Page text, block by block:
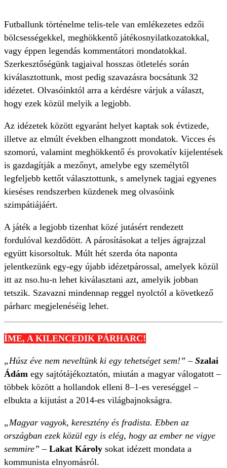
Futballunk történelme telis-tele van emlékezetes edzői
bölcsességekkel, meghökkentő játékosnyilatkozatokkal,
vagy éppen legendás kommentátori mondatokkal.
Szerkesztőségünk tagjaival hosszas ötletelés során
kiválasztottunk, most pedig szavazásra bocsátunk 32
idézetet. Olvasóinktól arra a kérdésre várjuk a választ,
hogy ezek közül melyik a legjobb.
Az idézetek között egyaránt helyet kaptak sok évtizede,
illetve az elmúlt években elhangzott mondatok. Vicces és
szomorú, valamint meghökkentő és provokatív kijelentések
is gazdagítják a mezőnyt, amelybe egy személytől
legfeljebb kettőt választottunk, s amelynek tagjai egyenes
kieséses rendszerben küzdenek meg olvasóink
szimpátiájáért.
A játék a legjobb tizenhat közé jutásért rendezett
fordulóval kezdődött. A párosításokat a teljes ágrajzzal
együtt kisorsoltuk. Múlt hét szerda óta naponta
jelentkezünk egy-egy újabb idézetpárossal, amelyek közül
itt az nso.hu-n lehet kiválasztani azt, amelyik jobban
tetszik. Szavazni mindennap reggel nyolctól a következő
párharc megjelenéséig lehet.
ÍME, A KILENCEDIK PÁRHARC!
„Húsz éve nem neveltünk ki egy tehetséget sem!” – Szalai
Ádám egy sajtótájékoztatón, miután a magyar válogatott –
többek között a hollandok elleni 8–1-es vereséggel –
elbukta a kijutást a 2014-es világbajnokságra.
„Magyar vagyok, keresztény és fradista. Ebben az
országban ezek közül egy is elég, hogy az ember ne vigye
semmire”– Lakat Károly sokat idézett mondata a
kommunista elnyomásról.